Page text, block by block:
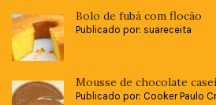
Bolo de fubá com flocão
Publicado por: suareceita
Mousse de chocolate
Publicado por: Cooker Paulo